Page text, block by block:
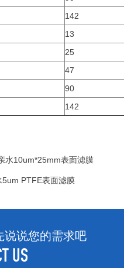
142
13
25
47
90
142
水10um*25mm表面滤膜
PTFE表面滤膜
说说您的需求吧
US